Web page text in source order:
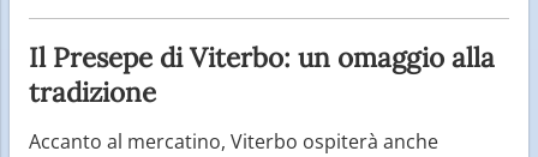
Il Presepe di Viterbo: un omaggio alla
tradizione
Accanto al mercatino, Viterbo ospiterà anche